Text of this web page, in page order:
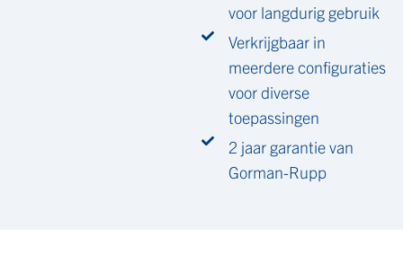
voor langdurig gebruik
Verkrijgbaar in
meerdere configuraties
voor diverse
toepassingen
2 jaar garantie van
Gorman-Rupp